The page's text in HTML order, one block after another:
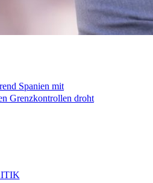
Spanien mit
Grenzkontrollen droht